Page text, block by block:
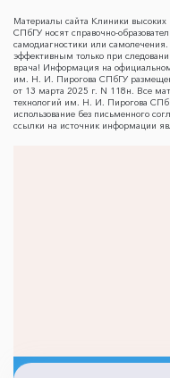
Материалы сайта Клиники
СПбГУ носят справочно-
самодиагностики или
эффективным только при
врача! Информация на
им. Н. И. Пирогова СПбГУ
от 13 марта 2025 г. N 118н. Все
технологий им. Н. И. Пирогова
использование без письменного
ссылки на источник информации